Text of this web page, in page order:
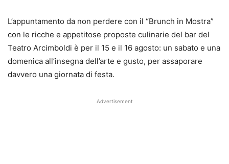
L’appuntamento da non perdere con il “Brunch in Mostra”
con le ricche e appetitose proposte culinarie del bar del
Teatro Arcimboldi è per il 15 e il 16 agosto: un sabato e una
domenica all’insegna dell’arte e gusto, per assaporare
davvero una giornata di festa.
Advertisement